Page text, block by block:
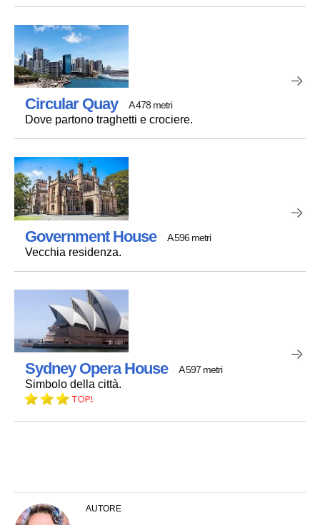
Circular Quay A 478 metri
Dove partono traghetti e crociere.
Government House A 596 metri
Vecchia residenza.
Sydney Opera House A 597 metri
Simbolo della città.
AUTORE